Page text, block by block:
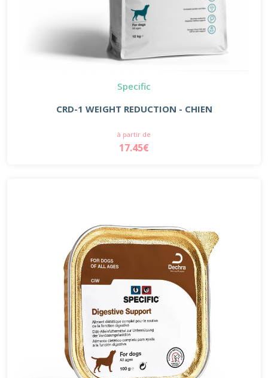
Specific
CRD-1 WEIGHT REDUCTION - CHIEN
à partir de
17.45€